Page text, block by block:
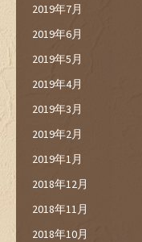
2019年7月
2019年6月
2019年5月
2019年4月
2019年3月
2019年2月
2019年1月
2018年12月
2018年11月
2018年10月